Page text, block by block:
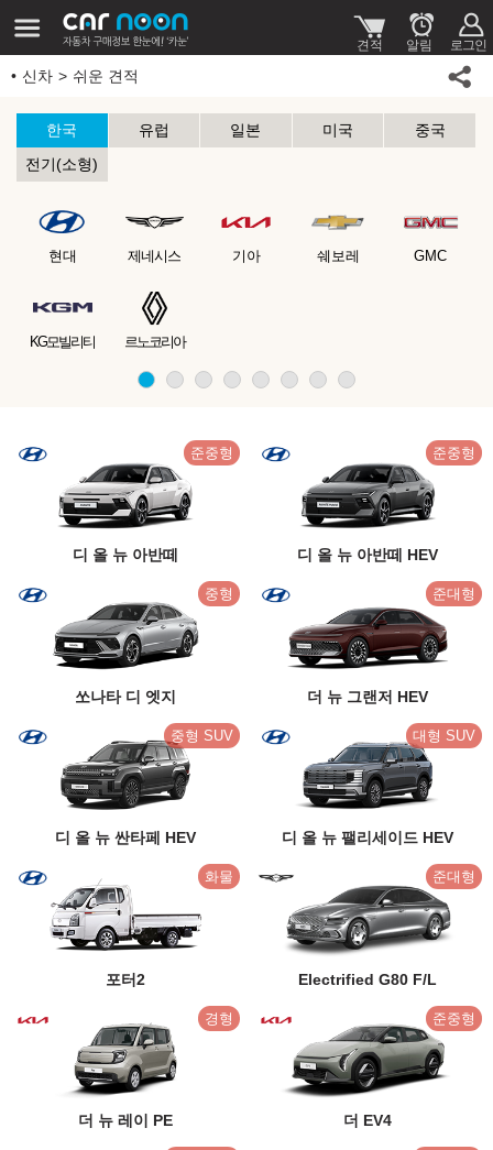
신차 쉬운 견적
한국 유럽 일본 미국
중국
전기(소형)
현대 제네시스 기아 쉐보레 GMC
KG모빌리티 르노코리아
준중형
디 올 뉴 아반떼
준중형
디 올 뉴 아반떼 HEV
중형
쏘나타 디 엣지
준대형
더 뉴 그랜저 HEV
중형 SUV
디 올 뉴 싼타페 HEV
대형 SUV
디 올 뉴 팰리세이드 HEV
화물
포터2
준대형
Electrified G80 F/L
경형
더 뉴 레이 PE
준중형
더 EV4